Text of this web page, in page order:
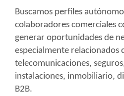
Buscamos perfiles
colaboradores comerciales
generar oportunidades de
especialmente relacionados
telecomunicaciones,
instalaciones, inmobiliario,
B2B.